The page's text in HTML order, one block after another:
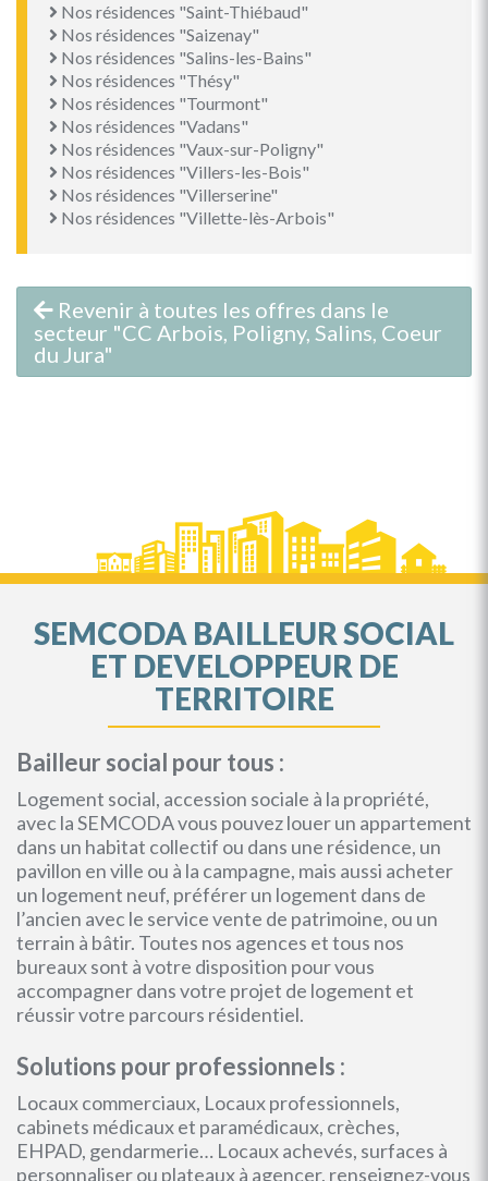
Nos résidences "Saint-Thiébaud"
Nos résidences "Saizenay"
Nos résidences "Salins-les-Bains"
Nos résidences "Thésy"
Nos résidences "Tourmont"
Nos résidences "Vadans"
Nos résidences "Vaux-sur-Poligny"
Nos résidences "Villers-les-Bois"
Nos résidences "Villerserine"
Nos résidences "Villette-lès-Arbois"
Revenir à toutes les offres dans le
secteur "CC Arbois, Poligny, Salins, Coeur
du Jura"
SEMCODA BAILLEUR SOCIAL
ET DEVELOPPEUR DE
TERRITOIRE
Bailleur social pour tous :
Logement social, accession sociale à la propriété,
avec la SEMCODA vous pouvez louer un appartement
dans un habitat collectif ou dans une résidence, un
pavillon en ville ou à la campagne, mais aussi acheter
un logement neuf, préférer un logement dans de
l’ancien avec le service vente de patrimoine, ou un
terrain à bâtir. Toutes nos agences et tous nos
bureaux sont à votre disposition pour vous
accompagner dans votre projet de logement et
réussir votre parcours résidentiel.
Solutions pour professionnels :
Locaux commerciaux, Locaux professionnels,
cabinets médicaux et paramédicaux, crèches,
EHPAD, gendarmerie… Locaux achevés, surfaces à
personnaliser ou plateaux à agencer, renseignez-vous